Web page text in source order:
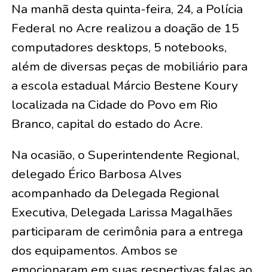
Na manhã desta quinta-feira, 24, a Polícia
Federal no Acre realizou a doação de 15
computadores desktops, 5 notebooks,
além de diversas peças de mobiliário para
a escola estadual Márcio Bestene Koury
localizada na Cidade do Povo em Rio
Branco, capital do estado do Acre.
Na ocasião, o Superintendente Regional,
delegado Érico Barbosa Alves
acompanhado da Delegada Regional
Executiva, Delegada Larissa Magalhães
participaram de cerimônia para a entrega
dos equipamentos. Ambos se